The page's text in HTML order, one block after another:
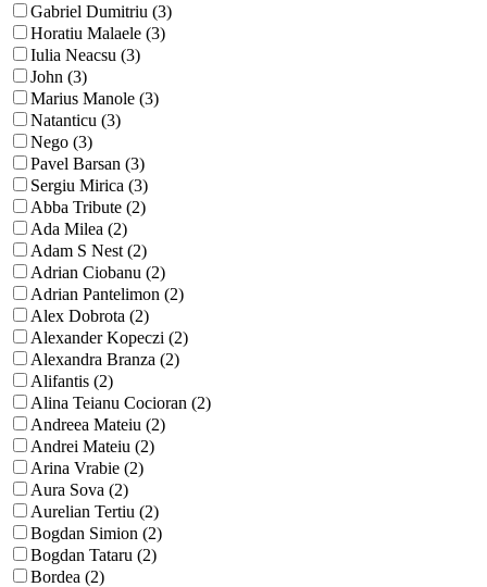
Gabriel Dumitriu (3)
Horatiu Malaele (3)
Iulia Neacsu (3)
John (3)
Marius Manole (3)
Natanticu (3)
Nego (3)
Pavel Barsan (3)
Sergiu Mirica (3)
Abba Tribute (2)
Ada Milea (2)
Adam S Nest (2)
Adrian Ciobanu (2)
Adrian Pantelimon (2)
Alex Dobrota (2)
Alexander Kopeczi (2)
Alexandra Branza (2)
Alifantis (2)
Alina Teianu Cocioran (2)
Andreea Mateiu (2)
Andrei Mateiu (2)
Arina Vrabie (2)
Aura Sova (2)
Aurelian Tertiu (2)
Bogdan Simion (2)
Bogdan Tataru (2)
Bordea (2)